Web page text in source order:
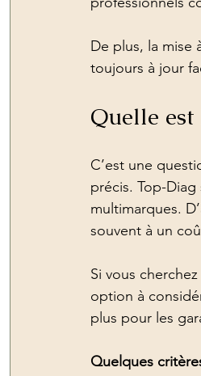
De plus, la mise
toujours à jour
Quelle
C’est une
précis. Top-
multimarques.
souvent à un
Si vous
option à
plus pour les
Quelques